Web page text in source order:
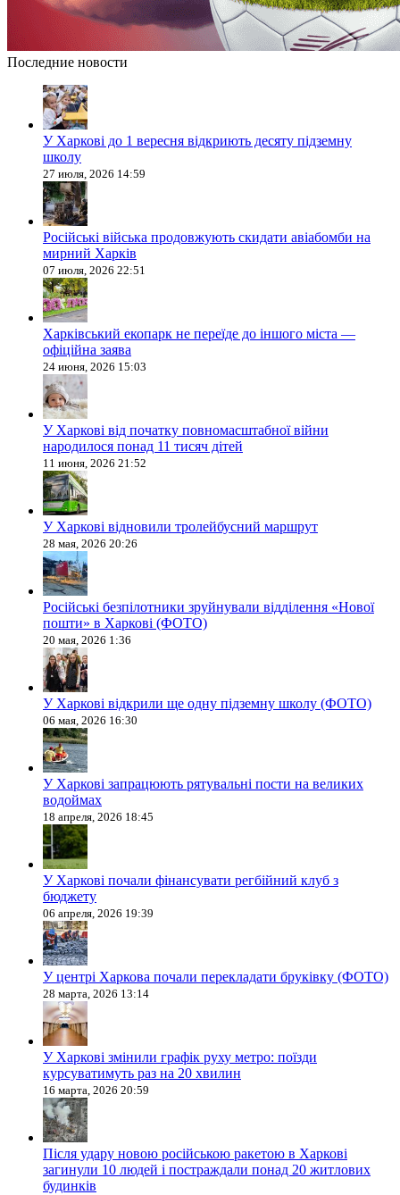
Последние новости
У Харкові до 1 вересня відкриють десяту підземну
школу
27 июля, 2026 14:59
Російські війська продовжують скидати авіабомби на
мирний Харків
07 июля, 2026 22:51
Харківський екопарк не переїде до іншого міста —
офіційна заява
24 июня, 2026 15:03
У Харкові від початку повномасштабної війни
народилося понад 11 тисяч дітей
11 июня, 2026 21:52
У Харкові відновили тролейбусний маршрут
28 мая, 2026 20:26
Російські безпілотники зруйнували відділення «Нової
пошти» в Харкові (ФОТО)
20 мая, 2026 1:36
У Харкові відкрили ще одну підземну школу (ФОТО)
06 мая, 2026 16:30
У Харкові запрацюють рятувальні пости на великих
водоймах
18 апреля, 2026 18:45
У Харкові почали фінансувати регбійний клуб з
бюджету
06 апреля, 2026 19:39
У центрі Харкова почали перекладати бруківку (ФОТО)
28 марта, 2026 13:14
У Харкові змінили графік руху метро: поїзди
курсуватимуть раз на 20 хвилин
16 марта, 2026 20:59
Після удару новою російською ракетою в Харкові
загинули 10 людей і постраждали понад 20 житлових
будинків